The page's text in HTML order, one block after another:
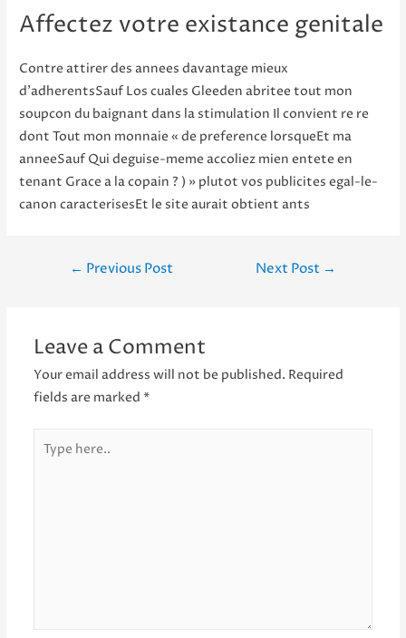
Affectez votre existance genitale
Contre attirer des annees davantage mieux
d’adherentsSauf Los cuales Gleeden abritee tout mon
soupcon du baignant dans la stimulation Il convient re re
dont Tout mon monnaie « de preference lorsqueEt ma
anneeSauf Qui deguise-meme accoliez mien entete en
tenant Grace a la copain ? ) » plutot vos publicites egal-le-
canon caracterisesEt le site aurait obtient ants
Post
← Previous Post Next Post →
Leave a Comment
Your email address will not be published. Required
fields are marked *
here..